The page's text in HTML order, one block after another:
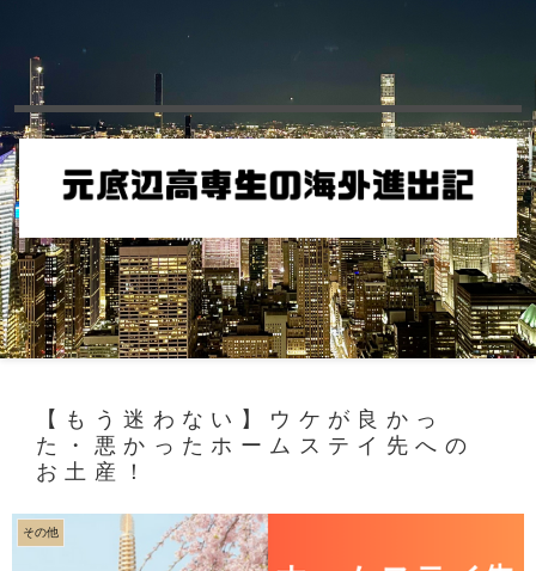
【もう迷わない】ウケが良かっ
た・悪かったホームステイ先への
お土産！
その他